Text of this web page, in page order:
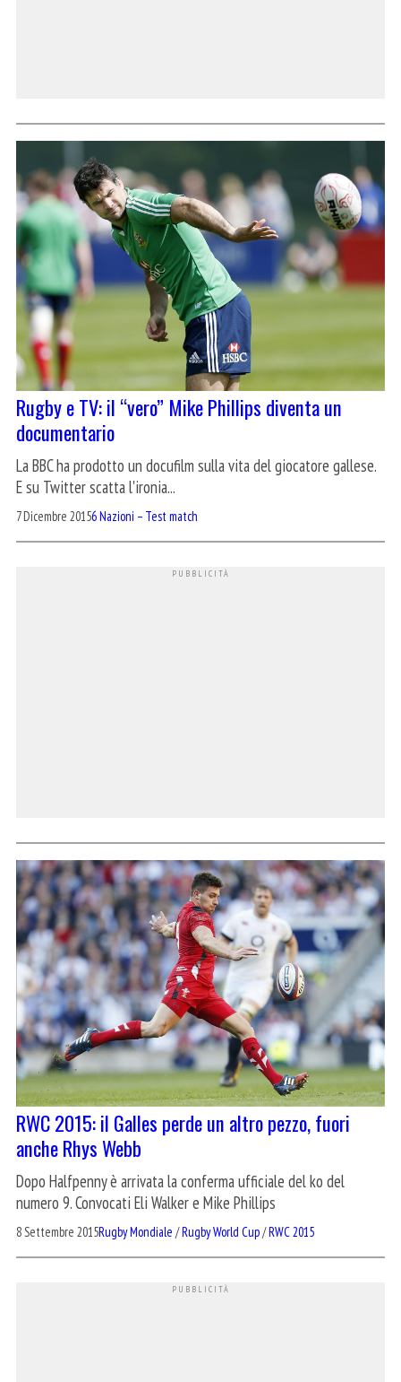
Rugby e TV: il “vero” Mike Phillips diventa un
documentario
La BBC ha prodotto un docufilm sulla vita del giocatore gallese.
E su Twitter scatta l'ironia...
7 Dicembre 20156 Nazioni – Test match
RWC 2015: il Galles perde un altro pezzo, fuori
anche Rhys Webb
Dopo Halfpenny è arrivata la conferma ufficiale del ko del
numero 9. Convocati Eli Walker e Mike Phillips
8 Settembre 2015Rugby Mondiale /Rugby World Cup/RWC 2015